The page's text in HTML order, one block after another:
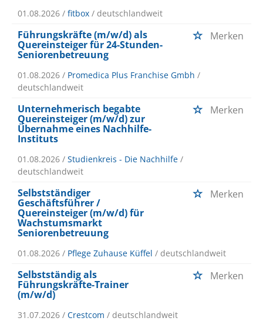
01.08.2026 / fitbox / deutschlandweit
Führungskräfte (m/w/d) als
Quereinsteiger für 24-Stunden-
Seniorenbetreuung
Merken
01.08.2026 / Promedica Plus Franchise Gmbh /
deutschlandweit
Unternehmerisch begabte
Quereinsteiger (m/w/d) zur
Übernahme eines Nachhilfe-
Instituts
Merken
01.08.2026 / Studienkreis - Die Nachhilfe /
deutschlandweit
Selbstständiger
Geschäftsführer /
Quereinsteiger (m/w/d) für
Wachstumsmarkt
Seniorenbetreuung
Merken
01.08.2026 / Pflege Zuhause Küffel / deutschlandweit
Selbstständig als
Führungskräfte-Trainer
(m/w/d)
Merken
31.07.2026 / Crestcom / deutschlandweit